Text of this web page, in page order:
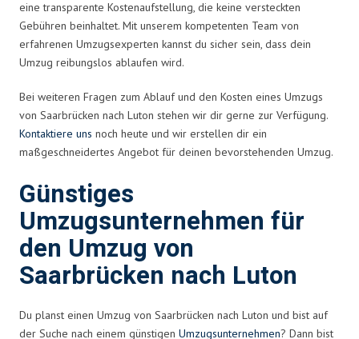
eine transparente Kostenaufstellung, die keine versteckten
Gebühren beinhaltet. Mit unserem kompetenten Team von
erfahrenen Umzugsexperten kannst du sicher sein, dass dein
Umzug reibungslos ablaufen wird.
Bei weiteren Fragen zum Ablauf und den Kosten eines Umzugs
von Saarbrücken nach Luton stehen wir dir gerne zur Verfügung.
Kontaktiere uns noch heute und wir erstellen dir ein
maßgeschneidertes Angebot für deinen bevorstehenden Umzug.
Günstiges
Umzugsunternehmen für
den Umzug von
Saarbrücken nach Luton
Du planst einen Umzug von Saarbrücken nach Luton und bist auf
der Suche nach einem günstigen Umzugsunternehmen? Dann bist